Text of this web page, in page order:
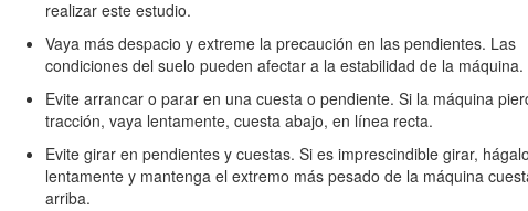
realizar este estudio.
Vaya más despacio y extreme la precaución en las pendientes. Las
condiciones del suelo pueden afectar a la estabilidad de la máquina.
Evite arrancar o parar en una cuesta o pendiente. Si la máquina
tracción, vaya lentamente, cuesta abajo, en línea recta.
Evite girar en pendientes y cuestas. Si es imprescindible girar, hágalo
lentamente y mantenga el extremo más pesado de la máquina
arriba.
los brazos elevados o extendidos (si procede)
. Transporte
que contienen tendidos enterrados y otros objetos, y no excave en
Manual del operadorantes de arrancar la máquina.
máquina. No realice ninguna actividad que pudiera distraerle; de lo
por niños o por personas que no hayan recibido la formación